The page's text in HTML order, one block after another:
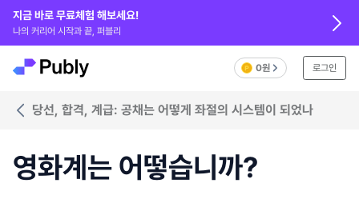
지금 바로 무료체험 해보세요!
나의 커리어 시작과 끝, 퍼블리
0원 로그인
당선, 합격, 계급: 공채는 어떻게 좌절의 시스템이 되었나
영화계는 어떻습니까?